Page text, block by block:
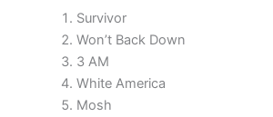
Survivor
Won’t Back Down
3 AM
White America
Mosh